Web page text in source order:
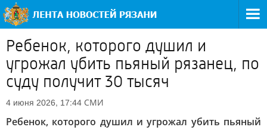
Ребенок, которого душил и
угрожал убить пьяный рязанец, по
суду получит 30 тысяч
4 июня 2026, 17:44 СМИ
Ребенок, которого душил и угрожал убить пьяный